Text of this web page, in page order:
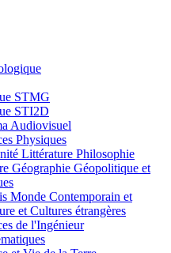
STMG
STI2D
Audiovisuel
Physiques
Littérature Philosophie
Géographie Géopolitique et
Monde Contemporain et
et Cultures étrangères
de l'Ingénieur